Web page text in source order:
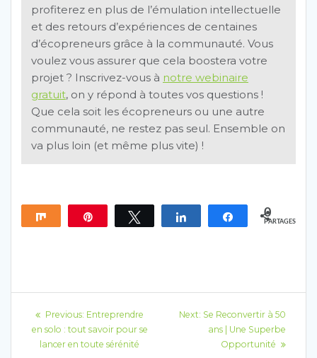
profiterez en plus de l’émulation intellectuelle
et des retours d’expériences de centaines
d’écopreneurs grâce à la communauté. Vous
voulez vous assurer que cela boostera votre
projet ? Inscrivez-vous à notre webinaire
gratuit, on y répond à toutes vos questions !
Que cela soit les écopreneurs ou une autre
communauté, ne restez pas seul. Ensemble on
va plus loin (et même plus vite) !
Partagez Épingle Tweetez Partagez Partagez
0
PARTAGES
Previous: Entreprendre
en solo : tout savoir pour se
lancer en toute sérénité
Next: Se Reconvertir à 50
ans | Une Superbe
Opportunité